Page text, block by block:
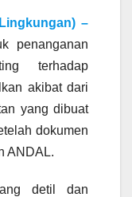
–
penanganan
terhadap
akibat dari
yang dibuat
dokumen
ANDAL.
detil dan